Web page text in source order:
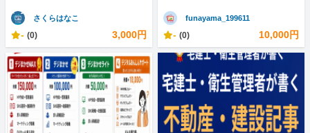
さくらはなこ
- (0) 3,000円
funayama_199611
- (0) 10,000円